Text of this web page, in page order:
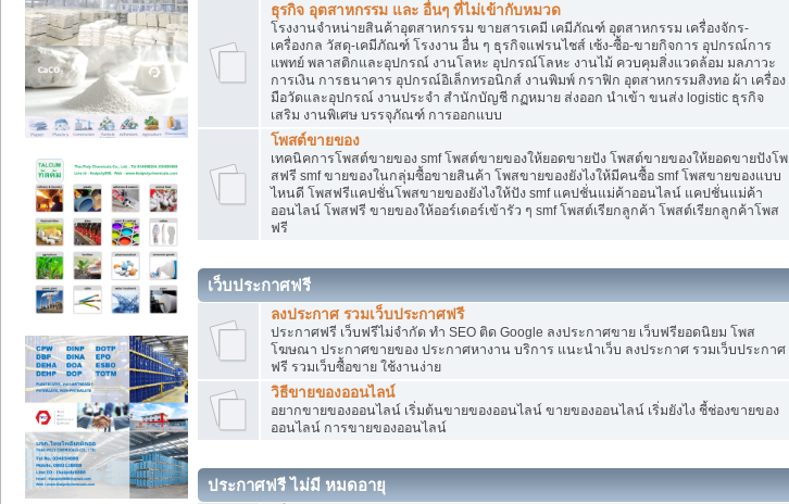
ธุรกิจ อุตสาหกรรม และ อื่นๆ ที่ไม่เข้ากับหมวด
โรงงานจำหน่ายสินค้าอุตสาหกรรม ขายสารเคมี เคมีภัณฑ์ อุตสาหกรรม เครื่องจักร-
เครื่องกล วัสดุ-เคมีภัณฑ์ โรงงาน อื่น ๆ ธุรกิจแฟรนไชส์ เซ้ง-ซื้อ-ขายกิจการ อุปกรณ์การ
แพทย์ พลาสติกและอุปกรณ์ งานโลหะ อุปกรณ์โลหะ งานไม้ ควบคุมสิ่งแวดล้อม มลภาวะ
การเงิน การธนาคาร อุปกรณ์อิเล็กทรอนิกส์ งานพิมพ์ กราฟิก อุตสาหกรรมสิงทอ ผ้า เครื่อง
มือวัดและอุปกรณ์ งานประจำ สำนักบัญชี กฏหมาย ส่งออก นำเข้า ขนส่ง logistic ธุรกิจ
เสริม งานพิเศษ บรรจุภัณฑ์ การออกแบบ
โพสต์ขายของ
เทคนิคการโพสต์ขายของ smf โพสต์ขายของให้ยอดขายปัง โพสต์ขายของให้ยอดขายปังโพ
สฟรี smf ขายของในกลุ่มซื้อขายสินค้า โพสขายของยังไงให้มีคนซื้อ smf โพสขายของแบบ
ไหนดี โพสฟรีแคปชั่นโพสขายของยังไงให้ปัง smf แคปชั่นแม่ค้าออนไลน์ แคปชั่นแม่ค้า
ออนไลน์ โพสฟรี ขายของให้ออร์เดอร์เข้ารัว ๆ smf โพสต์เรียกลูกค้า โพสต์เรียกลูกค้าโพส
ฟรี
เว็บประกาศฟรี
ลงประกาศ รวมเว็บประกาศฟรี
ประกาศฟรี เว็บฟรีไม่จำกัด ทำ SEO ติด Google ลงประกาศขาย เว็บฟรียอดนิยม โพส
โฆษณา ประกาศขายของ ประกาศหางาน บริการ แนะนำเว็บ ลงประกาศ รวมเว็บประกาศ
ฟรี รวมเว็บซื้อขาย ใช้งานง่าย
วิธีขายของออนไลน์
อยากขายของออนไลน์ เริ่มต้นขายของออนไลน์ ขายของออนไลน์ เริ่มยังไง ชี้ช่องขายของ
ออนไลน์ การขายของออนไลน์
ประกาศฟรี ไม่มี หมดอายุ